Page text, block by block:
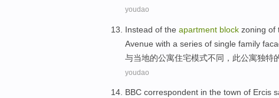
youdao
Instead of the apartment block zoning of
Avenue with a series of single family
与当地的公寓住宅模式不同，此公寓独特
youdao
BBC correspondent in the town of Ercis